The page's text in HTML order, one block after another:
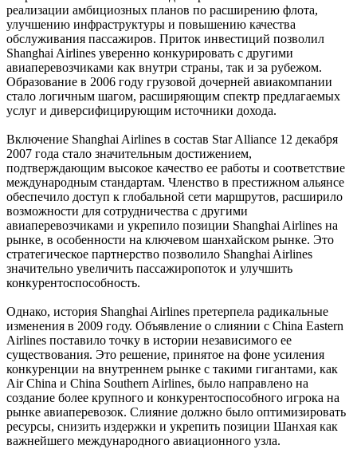
реализации амбициозных планов по расширению флота,
улучшению инфраструктуры и повышению качества
обслуживания пассажиров. Приток инвестиций позволил
Shanghai Airlines уверенно конкурировать с другими
авиаперевозчиками как внутри страны, так и за рубежом.
Образование в 2006 году грузовой дочерней авиакомпании
стало логичным шагом, расширяющим спектр предлагаемых
услуг и диверсифицирующим источники дохода.
Включение Shanghai Airlines в состав Star Alliance 12 декабря
2007 года стало значительным достижением,
подтверждающим высокое качество ее работы и соответствие
международным стандартам. Членство в престижном альянсе
обеспечило доступ к глобальной сети маршрутов, расширило
возможности для сотрудничества с другими
авиаперевозчиками и укрепило позиции Shanghai Airlines на
рынке, в особенности на ключевом шанхайском рынке. Это
стратегическое партнерство позволило Shanghai Airlines
значительно увеличить пассажиропоток и улучшить
конкурентоспособность.
Однако, история Shanghai Airlines претерпела радикальные
изменения в 2009 году. Объявление о слиянии с China Eastern
Airlines поставило точку в истории независимого ее
существования. Это решение, принятое на фоне усиления
конкуренции на внутреннем рынке с такими гигантами, как
Air China и China Southern Airlines, было направлено на
создание более крупного и конкурентоспособного игрока на
рынке авиаперевозок. Слияние должно было оптимизировать
ресурсы, снизить издержки и укрепить позиции Шанхая как
важнейшего международного авиационного узла.